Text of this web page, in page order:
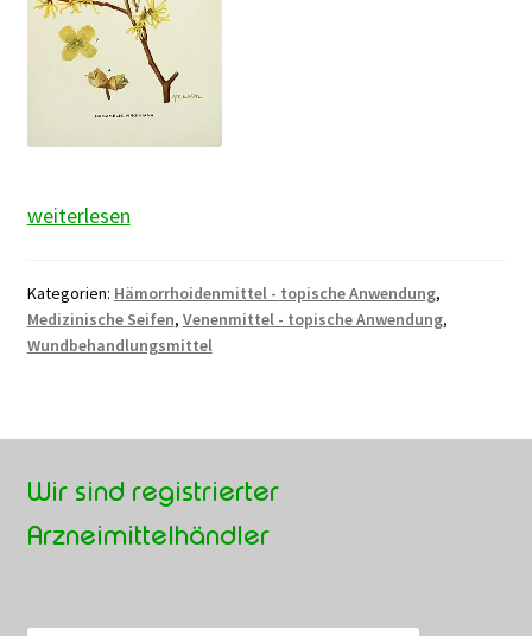
Hamamelis
weiterlesen
Kategorien: Hämorrhoidenmittel - topische Anwendung,
Medizinische Seifen, Venenmittel - topische Anwendung,
Wundbehandlungsmittel
Wir sind registrierter
Arzneimittelhändler